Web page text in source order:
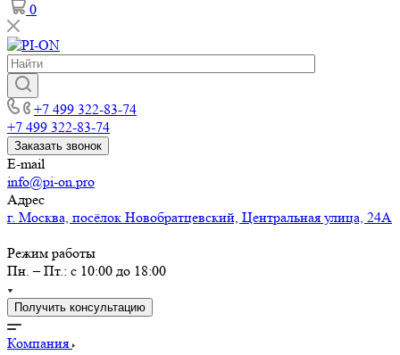
0
+7 499 322-83-74
+7 499 322-83-74
Заказать звонок
E-mail
info@pi-on.pro
Адрес
г. Москва, посёлок Новобратцевский, Центральная улица, 24А
Режим работы
Пн. – Пт.: с 10:00 до 18:00
Получить консультацию
Компания